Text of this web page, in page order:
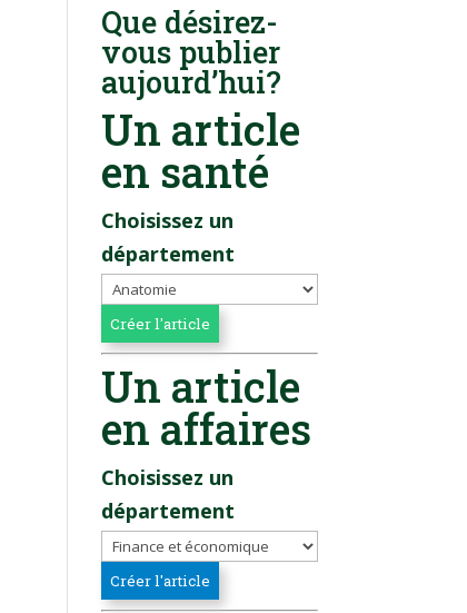
Que désirez-
vous publier
aujourd’hui?
Un article
en santé
Choisissez un
département
Un article
en affaires
Choisissez un
département